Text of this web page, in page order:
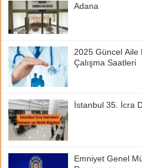
Adana
2025 Güncel Aile
Çalışma Saatleri
İstanbul 35. İcra
Emniyet Genel